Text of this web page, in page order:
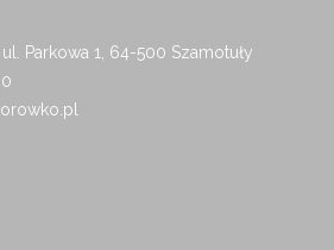
Parkowa 1, 64-500 Szamotuły